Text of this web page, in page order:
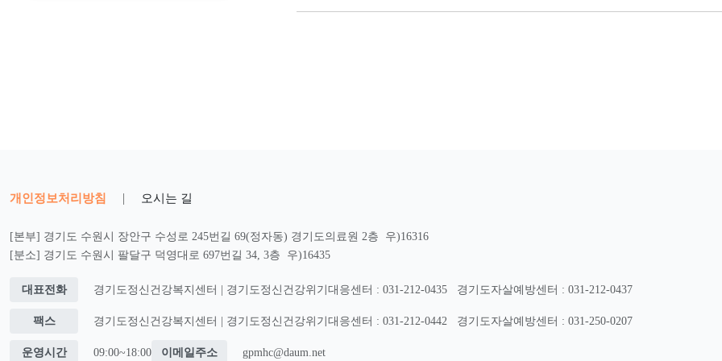
개인정보처리방침 | 오시는 길
[본부] 경기도 수원시 장안구 수성로 245번길 69(정자동) 경기도의료원 2층 우)16316
[분소] 경기도 수원시 팔달구 덕영대로 697번길 34, 3층 우)16435
대표전화 경기도정신건강복지센터 | 경기도정신건강위기대응센터 : 031-212-0435 경기도자살예방센터 : 031-212-0437
팩스 경기도정신건강복지센터 | 경기도정신건강위기대응센터 : 031-212-0442 경기도자살예방센터 : 031-250-0207
운영시간 09:00~18:00 이메일주소 gpmhc@daum.net